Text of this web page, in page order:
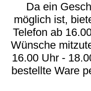
Da ein
möglich ist,
Telefon ab
Wünsche
16.00 Uhr -
bestellte Ware